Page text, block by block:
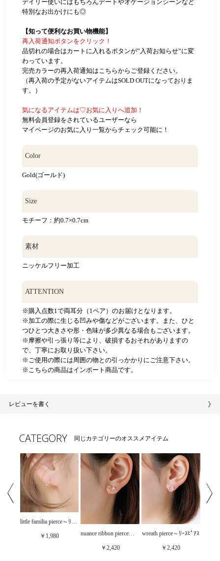
デイリー使いにはもちろんデートやオケージョンシーンなど
特別なお出かけにも◎
【知って便利なお買い物機能】
再入荷通知ボタンをクリック！
品切れの場合はカートに入れるボタンが”入荷お知らせ”に変
わっています。
完売カラーの再入荷通知はこちらからご登録ください。
（再入荷の予定がないアイテムはSOLD OUTになっておりま
す。）
気になるアイテムは♡お気に入りへ追加！
無料会員登録をされているユーザーなら
マイページのお気に入り一覧からチェック可能に！
Color
Gold(ゴールド)
Size
モチーフ：約0.7×0.7cm
素材
ニッケルフリー加工
ATTENTION
※購入点数1で両耳分（1ペア）のお届けとなります。
※加工の際に生じる凹みや傷などがございます。また、ひと
つひとつ大きさや形・色味が多少異なる場合もございます。
※摩擦や引っ張り等により、破損するおそれがありますの
で、丁寧にお取り扱い下さい。
※ご使用の際には周囲の物との引っかかりにご注意下さい。
※こちらの商品はインポート商品です。
レビューを書く
CATEGORY 同じカテゴリーのオススメアイテム
little familia pierce～ﾘﾄﾙﾌｧﾐﾘｱﾋﾟｱｽ
￥1,980 nuance ribbon pierce～ﾆｭｱﾝｽﾘﾎﾞﾝﾋﾟｱｽ
￥2,420
wreath pierce～ﾘｰｽﾋﾟｱｽ
￥2,420